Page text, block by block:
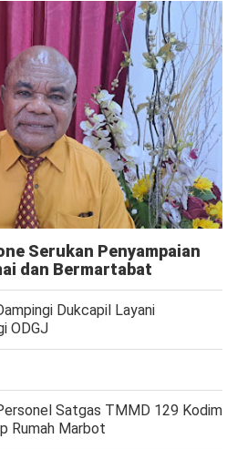
Serukan Penyampaian
dan Bermartabat
Dukcapil Layani
ODGJ
Satgas TMMD 129 Kodim
Rumah Marbot